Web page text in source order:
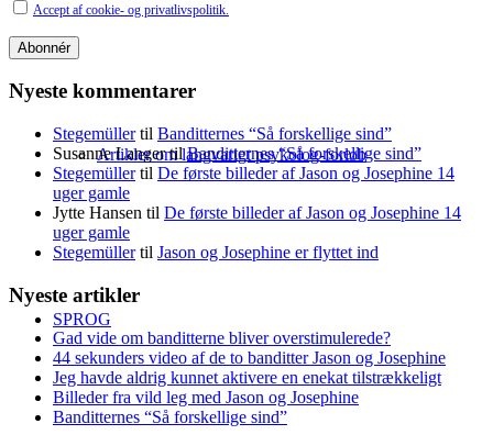
Artikler om langvarigt psykolog-forløb
SPROG
Accept af cookie- og privatlivspolitik.
Nyeste kommentarer
Stegemüllertil Banditternes “Så forskellige sind”
Susanne LangertilBanditternes “Så forskellige sind”
Stegemüllertil De første billeder af Jason og Josephine 14
uger gamle
Jytte Hansen til De første billeder af Jason og Josephine 14
uger gamle
Stegemüllertil Jason og Josephine er flyttet ind
Nyeste artikler
Gad vide om banditterne bliver overstimulerede?
44 sekunders video af de to banditter Jason og Josephine
Jeg havde aldrig kunnet aktivere en enekat tilstrækkeligt
Billeder fra vild leg med Jason og Josephine
Banditternes “Så forskellige sind”